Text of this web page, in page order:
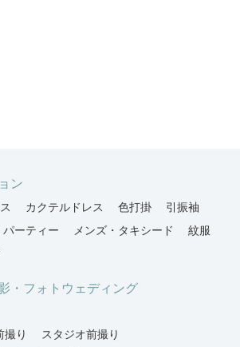
ン
カクテルドレス 色打掛
引振袖
パーティー メンズ・タキシード
紋服
・フォトウェディング
撮り
スタジオ前撮り